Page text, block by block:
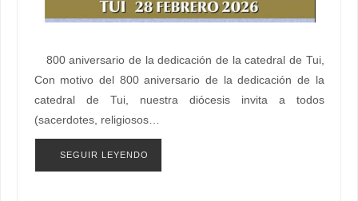
800 aniversario de la dedicación de la catedral de Tui,
Con motivo del 800 aniversario de la dedicación de la
catedral de Tui, nuestra diócesis invita a todos
(sacerdotes, religiosos…
SEGUIR LEYENDO